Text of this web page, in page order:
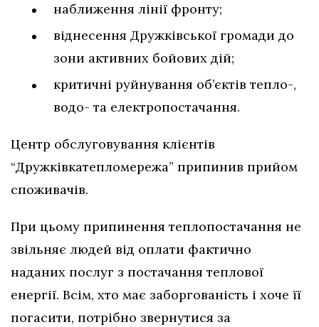
наближення лінії фронту;
віднесення Дружківської громади до
зони активних бойових дій;
критичні руйнування об’єктів тепло-,
водо- та електропостачання.
Центр обслуговування клієнтів
“Дружківкатепломережа” припинив прийом
споживачів.
При цьому припинення теплопостачання не
звільняє людей від оплати фактично
наданих послуг з постачання теплової
енергії. Всім, хто має заборгованість і хоче її
погасити, потрібно звернутися за